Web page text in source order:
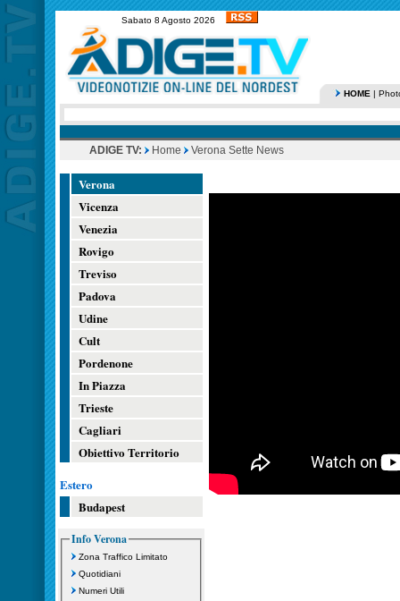
Sabato 8 Agosto 2026
HOME |
ADIGE TV: Home Verona Sette News
Verona
Vicenza
Venezia
Rovigo
Treviso
Padova
Udine
Cult
Pordenone
In Piazza
Trieste
Cagliari
Obiettivo Territorio
Estero
Budapest
Info Verona
Zona Traffico Limitato
Quotidiani
Numeri Utili